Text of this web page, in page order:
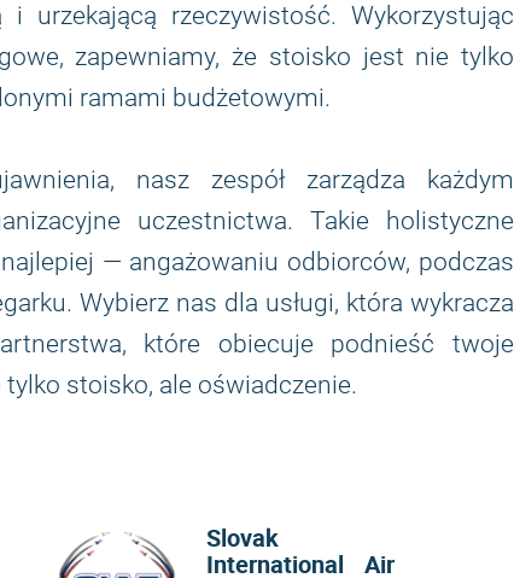
urzekającą rzeczywistość. Wykorzystując
zapewniamy, że stoisko jest nie tylko
ramami budżetowymi.
nasz zespół zarządza każdym
uczestnictwa. Takie holistyczne
— angażowaniu odbiorców, podczas
Wybierz nas dla usługi, która wykracza
które obiecuje podnieść twoje
stoisko, ale oświadczenie.
Slovak
International Air